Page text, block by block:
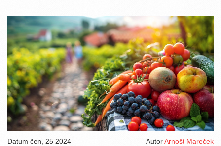
Datum čen, 25 2024 AutorArnošt Mareček